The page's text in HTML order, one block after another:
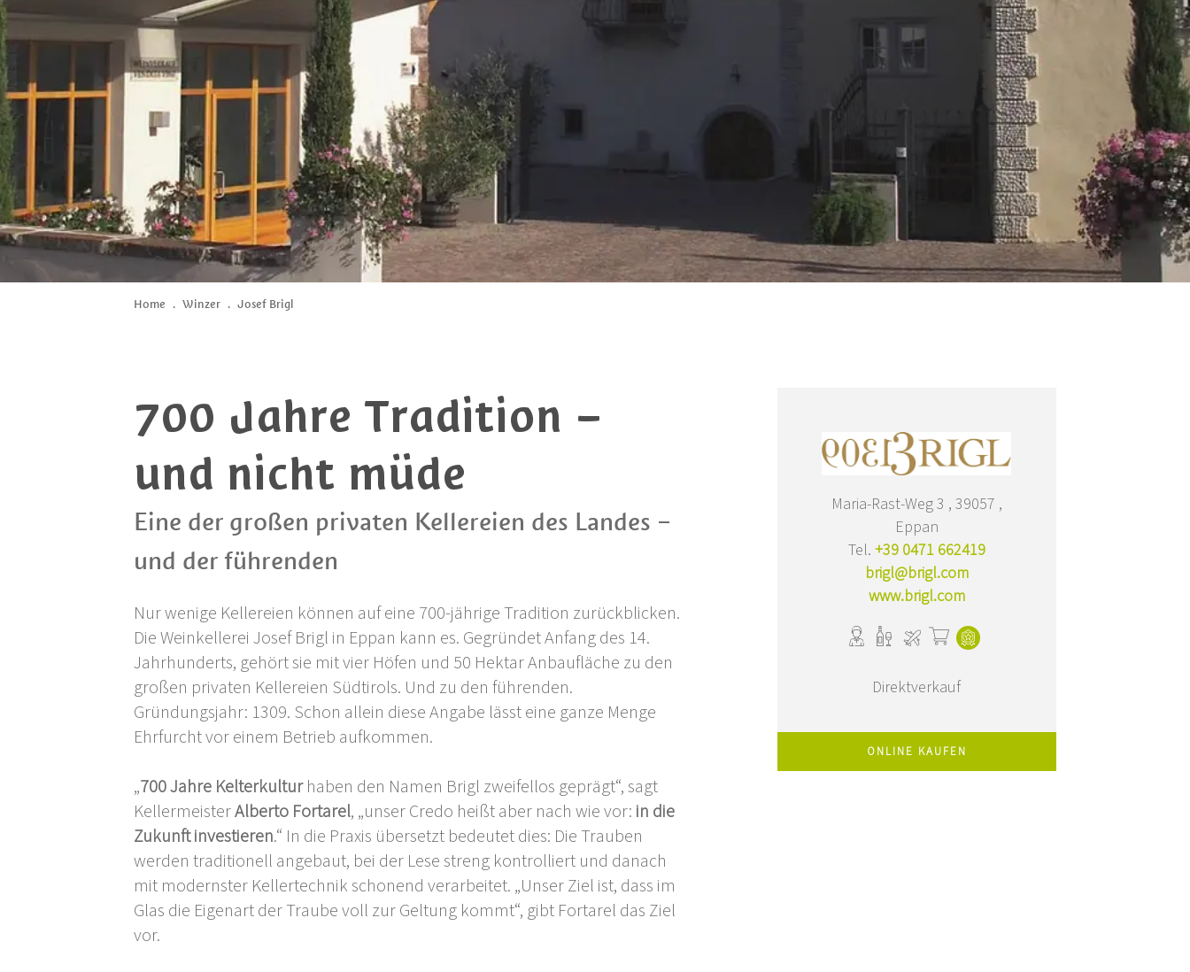
Home . Winzer . Josef Brigl
700 Jahre Tradition –
und nicht müde
Eine der großen privaten Kellereien des Landes –
und der führenden
Nur wenige Kellereien können auf eine 700-jährige Tradition zurückblicken.
Die Weinkellerei Josef Brigl in Eppan kann es. Gegründet Anfang des 14.
Jahrhunderts, gehört sie mit vier Höfen und 50 Hektar Anbaufläche zu den
großen privaten Kellereien Südtirols. Und zu den führenden.
Gründungsjahr: 1309. Schon allein diese Angabe lässt eine ganze Menge
Ehrfurcht vor einem Betrieb aufkommen.
„700 Jahre Kelterkulturhaben den Namen Brigl zweifellos geprägt“, sagt
KellermeisterAlberto Fortarel, „unser Credo heißt aber nach wie vor: in die
Zukunft investieren.“ In die Praxis übersetzt bedeutet dies: Die Trauben
werden traditionell angebaut, bei der Lese streng kontrolliert und danach
mit modernster Kellertechnik schonend verarbeitet. „Unser Ziel ist, dass im
Glas die Eigenart der Traube voll zur Geltung kommt“, gibt Fortarel das Ziel
vor.
Maria-Rast-Weg 3 , 39057 ,
Eppan
Tel. +39 0471 662419
brigl@brigl.com
www.brigl.com
Direktverkauf
ONLINE KAUFEN